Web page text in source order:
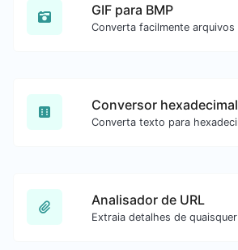
GIF para BMP
Conversor hexadecimal
Analisador de URL